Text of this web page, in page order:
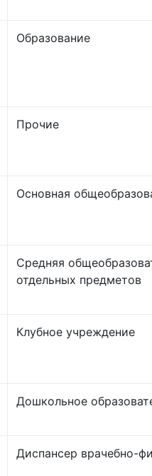
Образование
Прочие
Основная
Средняя
отдельных предметов
Клубное учреждение
Дошкольное
Диспансер врачебно-